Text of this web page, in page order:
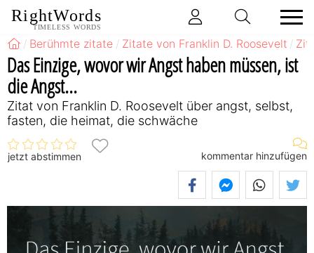
RightWords
TIMELESS WORDS
Berühmte zitate Zitate von Franklin D. Roosevelt
Das Einzige, wovor wir Angst haben müssen, ist
die Angst...
Zitat von Franklin D. Roosevelt über angst, selbst,
fasten, die heimat, die schwäche
jetzt abstimmen kommentar hinzufügen